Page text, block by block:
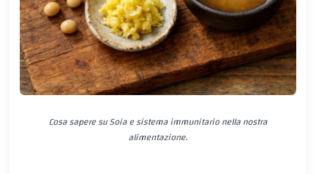
Cosa sapere su Soia e sistema immunitario nella nostra
alimentazione.